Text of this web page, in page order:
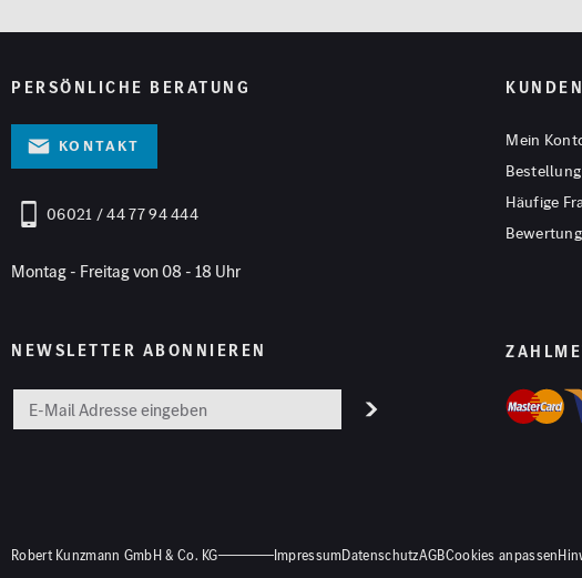
PERSÖNLICHE BERATUNG
Kontakt
06021 / 44 77 94 444
Montag - Freitag von 08 - 18 Uhr
NEWSLETTER ABONNIEREN
Mein
Bestellung
Häufige
Robert Kunzmann GmbH & Co. KG ImpressumDatenschutzAGBCookies anpassen